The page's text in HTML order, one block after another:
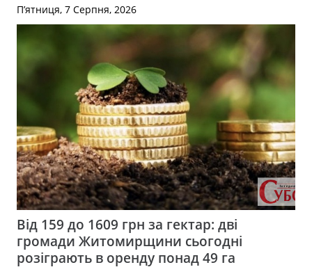
П’ятниця, 7 Серпня, 2026
Від 159 до 1609 грн за гектар: дві
громади Житомирщини сьогодні
розіграють в оренду понад 49 га